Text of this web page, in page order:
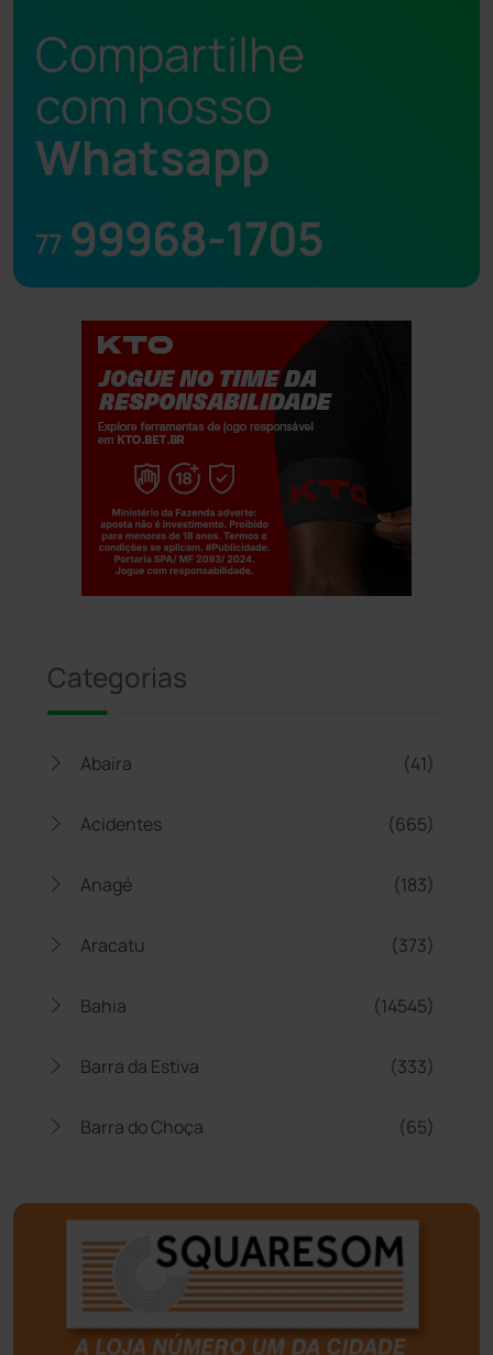
Compartilhe
com nosso
Whatsapp
77 99968-1705
Categorias
Abaíra (41)
Acidentes (665)
Anagé (183)
Aracatu (373)
Bahia (14545)
Barra da Estiva (333)
Barra do Choça (65)
Bom Jesus da Lapa (507)
Boquira (152)